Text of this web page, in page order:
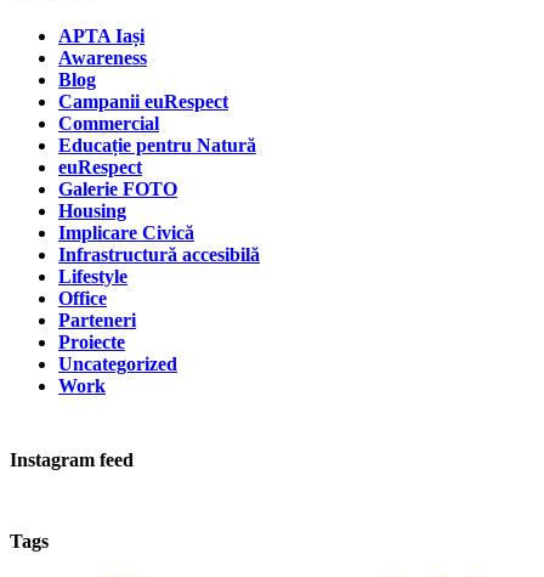
APTA Iași
Awareness
Blog
Campanii euRespect
Commercial
Educație pentru Natură
euRespect
Galerie FOTO
Housing
Implicare Civică
Infrastructură accesibilă
Lifestyle
Office
Parteneri
Proiecte
Uncategorized
Work
Instagram feed
Tags